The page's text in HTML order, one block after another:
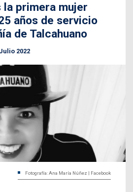
la primera mujer
años de servicio
de Talcahuano
2022
Fotografía: Ana María Núñez | Facebook